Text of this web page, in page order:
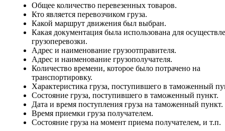
Общее количество перевезенных товаров.
Кто является перевозчиком груза.
Какой маршрут движения был выбран.
Какая документация была использована для
грузоперевозки.
Адрес и наименование грузоотправителя.
Адрес и наименование грузополучателя.
Количество времени, которое было потрачено на
транспортировку.
Характеристика груза, поступившего в таможенный
Состояние груза, поступившего в таможенный пункт.
Дата и время поступления груза на таможенный пункт.
Время приемки груза получателем.
Состояние груза на момент приема получателем, и т.п.